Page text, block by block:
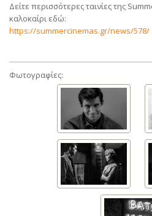
Δείτε περισσότερες ταινίες της
καλοκαίρι εδώ:
https://summercinemas.gr/news/578/
Φωτογραφίες: